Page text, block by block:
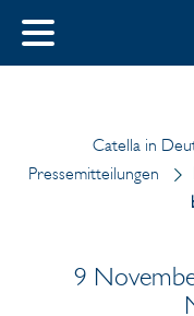
SCHLIESSEN
Deutsch
Catella in
Pressemitteilungen
9